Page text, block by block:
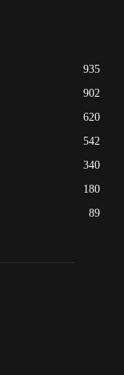
935
902
620
542
340
180
89